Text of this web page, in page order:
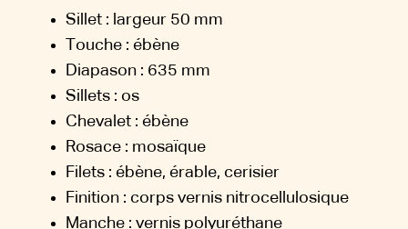
Sillet : largeur 50 mm
Touche : ébène
Diapason : 635 mm
Sillets : os
Chevalet : ébène
Rosace : mosaïque
Filets : ébène, érable, cerisier
Finition : corps vernis nitrocellulosique
Manche : vernis polyuréthane